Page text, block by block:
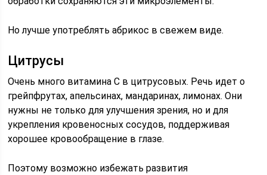
Но лучше употреблять абрикос в свежем виде.
Цитрусы
Очень много витамина С в цитрусовых. Речь идет о
грейпфрутах, апельсинах, мандаринах, лимонах. Они
нужны не только для улучшения зрения, но и для
укрепления кровеносных сосудов, поддерживая
хорошее кровообращение в глазе.
Поэтому возможно избежать развития